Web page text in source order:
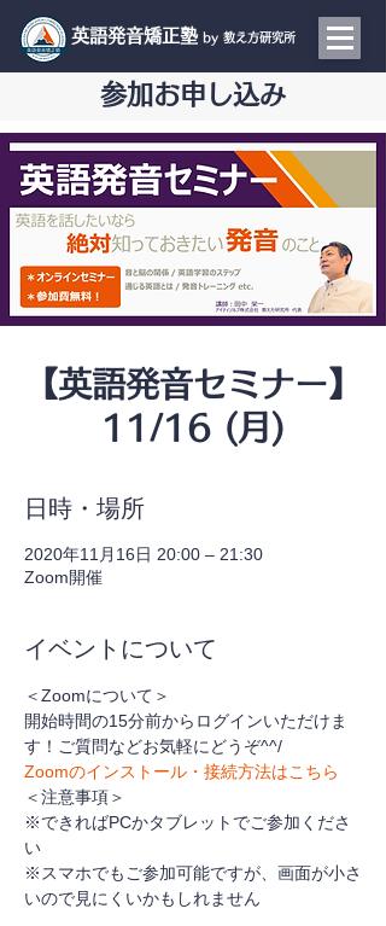
​英語発音矯正塾 by 教え方研究所
参加お申し込み
【英語発音セミナー】
11/16 (月)
日時・場所
2020年11月16日 20:00 – 21:30
Zoom開催
イベントについて
＜Zoomについて＞
開始時間の15分前からログインいただけま
す！ご質問などお気軽にどうぞ^^/
Zoomのインストール・接続方法はこちら
＜注意事項＞
※できればPCかタブレットでご参加くださ
い
※スマホでもご参加可能ですが、画面が小さ
いので見にくいかもしれません